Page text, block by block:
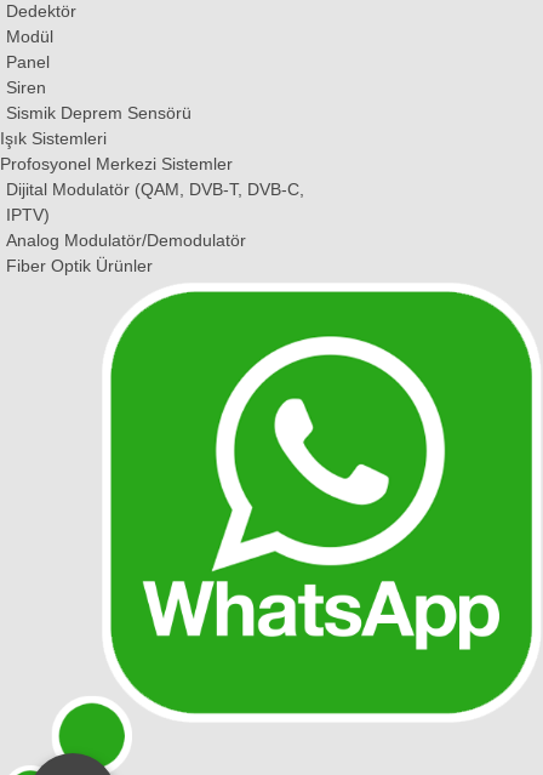
Dedektör
Modül
Panel
Siren
Sismik Deprem Sensörü
Işık Sistemleri
Profosyonel Merkezi Sistemler
Dijital Modulatör (QAM, DVB-T, DVB-C,
IPTV)
Analog Modulatör/Demodulatör
Fiber Optik Ürünler